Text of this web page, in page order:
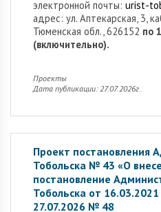
электронной почты: urist-
адрес: ул. Аптекарская, 3,
Тюменская обл., 626152 по
(включительно).
Проекты
Дата публикации: 27.07.2026г.
Проект постановления
Тобольска № 43 «О
постановление
Тобольска от
27.07.2026 № 48